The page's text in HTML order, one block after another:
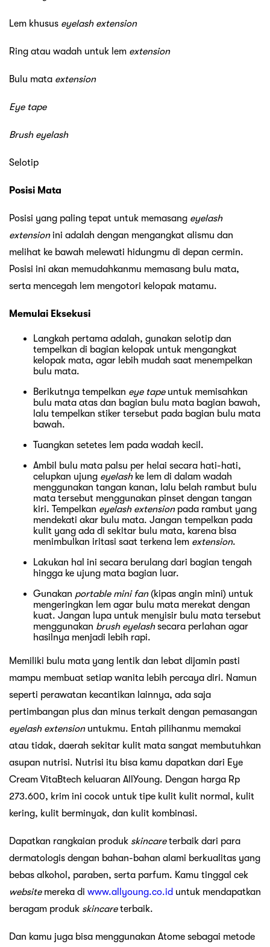
Lem khusus eyelash extension
Ring atau wadah untuk lem extension
Bulu mata extension
Eye tape
Brush eyelash
Selotip
Posisi Mata
Posisi yang paling tepat untuk memasang eyelash
extensionini adalah dengan mengangkat alismu dan
melihat ke bawah melewati hidungmu di depan cermin.
Posisi ini akan memudahkanmu memasang bulu mata,
serta mencegah lem mengotori kelopak matamu.
Memulai Eksekusi
Langkah pertama adalah, gunakan selotip dan
tempelkan di bagian kelopak untuk mengangkat
kelopak mata, agar lebih mudah saat menempelkan
bulu mata.
Berikutnya tempelkan eye tapeuntuk memisahkan
bulu mata atas dan bagian bulu mata bagian bawah,
lalu tempelkan stiker tersebut pada bagian bulu mata
bawah.
Tuangkan setetes lem pada wadah kecil.
Ambil bulu mata palsu per helai secara hati-hati,
celupkan ujung eyelashke lem di dalam wadah
menggunakan tangan kanan, lalu belah rambut bulu
mata tersebut menggunakan pinset dengan tangan
kiri. Tempelkan eyelash extensionpada rambut yang
mendekati akar bulu mata. Jangan tempelkan pada
kulit yang ada di sekitar bulu mata, karena bisa
menimbulkan iritasi saat terkena lem extension.
Lakukan hal ini secara berulang dari bagian tengah
hingga ke ujung mata bagian luar.
Gunakan portable mini fan(kipas angin mini) untuk
mengeringkan lem agar bulu mata merekat dengan
kuat. Jangan lupa untuk menyisir bulu mata tersebut
menggunakan brush eyelashsecara perlahan agar
hasilnya menjadi lebih rapi.
Memiliki bulu mata yang lentik dan lebat dijamin pasti
mampu membuat setiap wanita lebih percaya diri. Namun
seperti perawatan kecantikan lainnya, ada saja
pertimbangan plus dan minus terkait dengan pemasangan
eyelash extensionuntukmu. Entah pilihanmu memakai
atau tidak, daerah sekitar kulit mata sangat membutuhkan
asupan nutrisi. Nutrisi itu bisa kamu dapatkan dari Eye
Cream VitaBtech keluaran AllYoung. Dengan harga Rp
273.600, krim ini cocok untuk tipe kulit kulit normal, kulit
kering, kulit berminyak, dan kulit kombinasi.
Dapatkan rangkaian produk skincareterbaik dari para
dermatologis dengan bahan-bahan alami berkualitas yang
bebas alkohol, paraben, serta parfum. Kamu tinggal cek
websitemereka di www.allyoung.co.id untuk mendapatkan
beragam produk skincareterbaik.
Dan kamu juga bisa menggunakan Atome sebagai metode